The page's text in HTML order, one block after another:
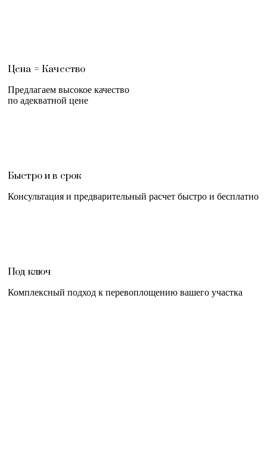
Цена = Качество
Предлагаем высокое качество
по адекватной цене
Быстро и в срок
Консультация и предварительный расчет быстро и бесплатно
Под ключ
Комплексный подход к перевоплощению вашего участка